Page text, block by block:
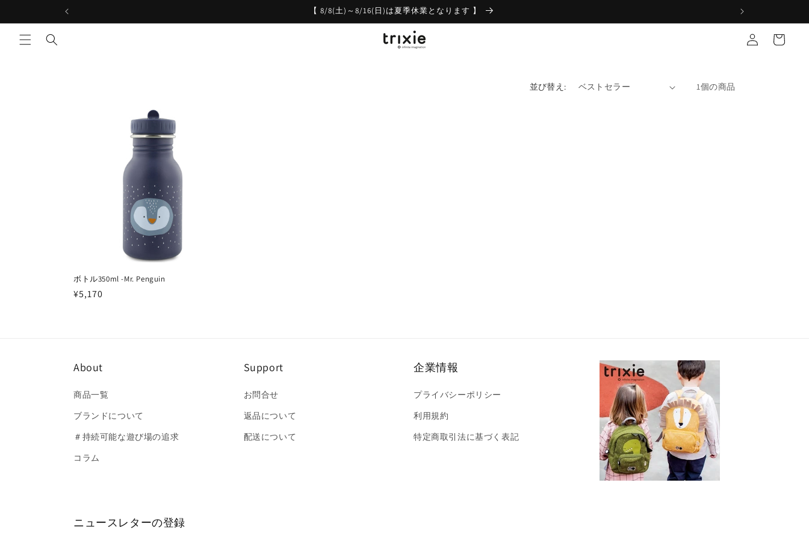
進む
【 8/8(土)～8/16(日)は夏季休業となります 】
イ
カ
ー
並び替え: 1個の商品
ボトル350ml -Mr. Penguin
通
¥5,170
About
商品一覧
ブランドについて
＃持続可能な遊び場の追求
コラム
Support
お問合せ
返品について
配送について
企業情報
プライバシーポリシー
利用規約
特定商取引法に基づく表記
ニュースレターの登録